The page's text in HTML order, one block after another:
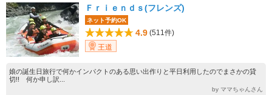
Ｆｒｉｅｎｄｓ(フレンズ)
ネット予約OK
4.9 (511件)
王道
娘の誕生日旅行で何かインパクトのある思い出作りと平日利用したのでまさかの貸
切!! 何か申し訳...
by ママちゃんさん